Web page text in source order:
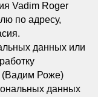
Vadim Roger
по адресу,
данных или
(Вадим Роже)
данных